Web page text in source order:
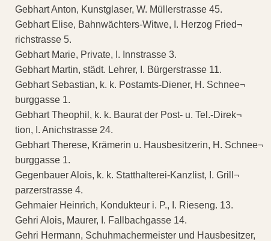
Gebhart Anton, Kunstglaser, W. Müllerstrasse 45.
Gebhart Elise, Bahnwächters-Witwe, I. Herzog Fried¬
richstrasse 5.
Gebhart Marie, Private, I. Innstrasse 3.
Gebhart Martin, städt. Lehrer, I. Bürgerstrasse 11.
Gebhart Sebastian, k. k. Postamts-Diener, H. Schnee¬
burggasse 1.
Gebhart Theophil, k. k. Baurat der Post- u. Tel.-Direk¬
tion, I. Anichstrasse 24.
Gebhart Therese, Krämerin u. Hausbesitzerin, H. Schnee¬
burggasse 1.
Gegenbauer Alois, k. k. Statthalterei-Kanzlist, I. Grill¬
parzerstrasse 4.
Gehmaier Heinrich, Kondukteur i. P., I. Rieseng. 13.
Gehri Alois, Maurer, I. Fallbachgasse 14.
Gehri Hermann, Schuhmachermeister und Hausbesitzer,